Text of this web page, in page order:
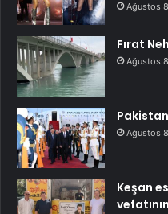
Ağustos
Fırat
Ağustos
Ağustos
Keşan